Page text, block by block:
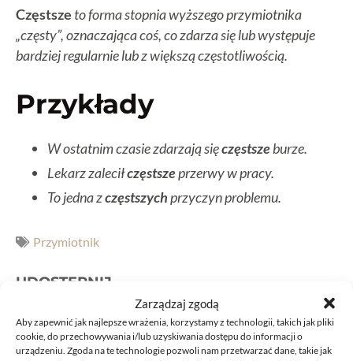
Zarządzaj zgodą
Aby zapewnić jak najlepsze wrażenia, korzystamy z technologii, takich jak pliki
cookie, do przechowywania i/lub uzyskiwania dostępu do informacji o
urządzeniu. Zgoda na te technologie pozwoli nam przetwarzać dane, takie jak
Częstsze to forma stopnia wyższego przymiotnika
„częsty”, oznaczająca coś, co zdarza się lub występuje
bardziej regularnie lub z większą częstotliwością.
Przykłady
W ostatnim czasie zdarzają sięczęstszeburze.
Lekarz zaleciłczęstszeprzerwy w pracy.
To jedna zczęstszychprzyczyn problemu.
Przymiotnik
UDOSTĘPNIJ